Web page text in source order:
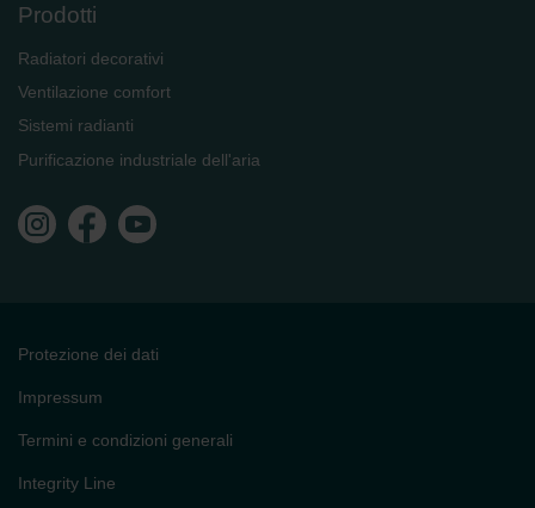
Prodotti
Radiatori decorativi
Ventilazione comfort
Sistemi radianti
Purificazione industriale dell'aria
Protezione dei dati
Impressum
Termini e condizioni generali
Integrity Line